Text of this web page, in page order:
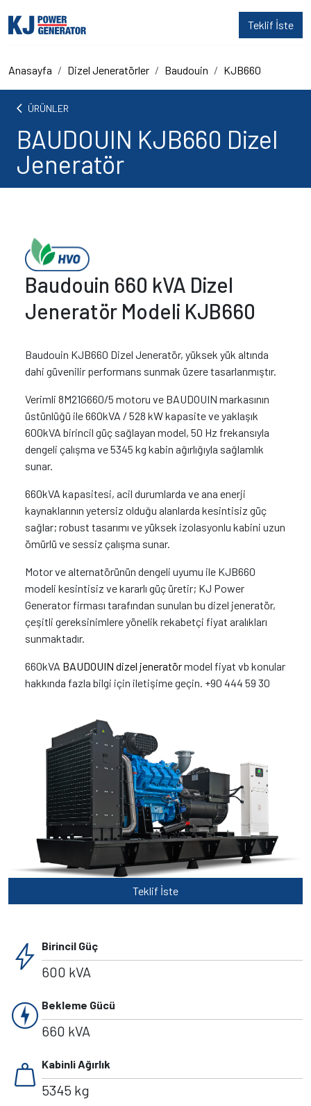
Teklif İste
Anasayfa Dizel Jeneratörler Baudouin KJB660
arrow_back_ios ÜRÜNLER
BAUDOUIN KJB660 Dizel
Jeneratör
Baudouin 660 kVA Dizel
Jeneratör Modeli KJB660
Baudouin KJB660 Dizel Jeneratör, yüksek yük altında
dahi güvenilir performans sunmak üzere tasarlanmıştır.
Verimli 8M21G660/5 motoru ve BAUDOUIN markasının
üstünlüğü ile 660kVA / 528 kW kapasite ve yaklaşık
600kVA birincil güç sağlayan model, 50 Hz frekansıyla
dengeli çalışma ve 5345 kg kabin ağırlığıyla sağlamlık
sunar.
660kVA kapasitesi, acil durumlarda ve ana enerji
kaynaklarının yetersiz olduğu alanlarda kesintisiz güç
sağlar; robust tasarımı ve yüksek izolasyonlu kabini uzun
ömürlü ve sessiz çalışma sunar.
Motor ve alternatörünün dengeli uyumu ile KJB660
modeli kesintisiz ve kararlı güç üretir; KJ Power
Generator firması tarafından sunulan bu dizel jeneratör,
çeşitli gereksinimlere yönelik rekabetçi fiyat aralıkları
sunmaktadır.
660kVA BAUDOUIN dizel jeneratörmodel fiyat vb konular
hakkında fazla bilgi için iletişime geçin. +90 444 59 30
Teklif İste
bolt Birincil Güç
600 kVA
charger Bekleme Gücü
660 kVA
weight Kabinli Ağırlık
5345 kg